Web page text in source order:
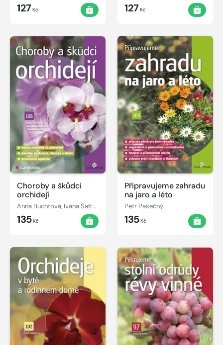
127Kč 127Kč
Choroby a škůdci
orchidejí
Anna Buchtová, Ivana Šafránková, Jarmila Matoušková
135Kč
Připravujeme zahradu
na jaro a léto
Petr Pasečný
135Kč